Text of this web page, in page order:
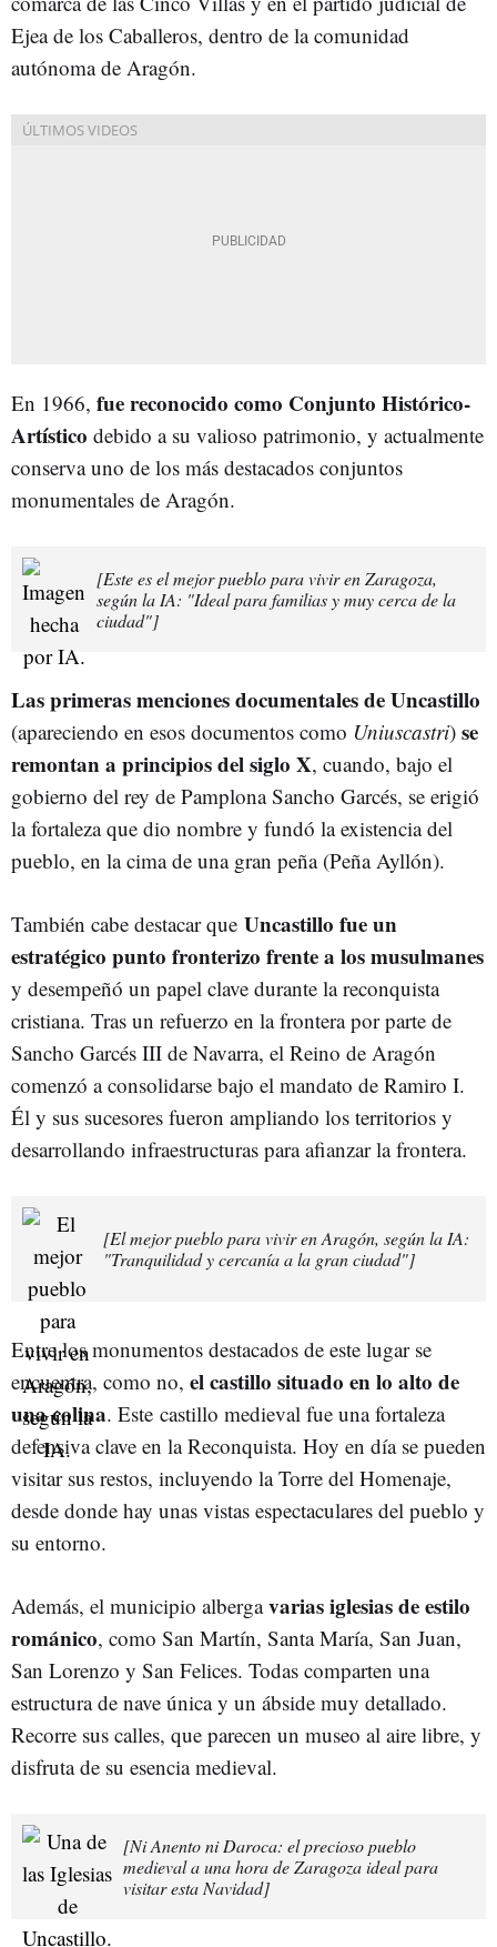
Ejea de los Caballeros, dentro de la comunidad
autónoma de Aragón.
En 1966, fue reconocido como Conjunto Histórico-
Artístico debido a su valioso patrimonio, y actualmente
conserva uno de los más destacados conjuntos
monumentales de Aragón.
[Este es el mejor pueblo para vivir en Zaragoza,
según la IA: "Ideal para familias y muy cerca de la
ciudad"]
Las primeras menciones documentales de Uncastillo
(apareciendo en esos documentos como Uniuscastri) se
remontan a principios del siglo X, cuando, bajo el
gobierno del rey de Pamplona Sancho Garcés, se erigió
la fortaleza que dio nombre y fundó la existencia del
pueblo, en la cima de una gran peña (Peña Ayllón).
También cabe destacar que Uncastillo fue un
estratégico punto fronterizo frente a los musulmanes
y desempeñó un papel clave durante la reconquista
cristiana. Tras un refuerzo en la frontera por parte de
Sancho Garcés III de Navarra, el Reino de Aragón
comenzó a consolidarse bajo el mandato de Ramiro I.
Él y sus sucesores fueron ampliando los territorios y
desarrollando infraestructuras para afianzar la frontera.
[El mejor pueblo para vivir en Aragón, según la IA:
"Tranquilidad y cercanía a la gran ciudad"]
Entre los monumentos destacados de este lugar se
encuentra, como no, el castillo situado en lo alto de
una colina. Este castillo medieval fue una fortaleza
defensiva clave en la Reconquista. Hoy en día se pueden
visitar sus restos, incluyendo la Torre del Homenaje,
desde donde hay unas vistas espectaculares del pueblo y
su entorno.
Además, el municipio albergavarias iglesias de estilo
románico, como San Martín, Santa María, San Juan,
San Lorenzo y San Felices. Todas comparten una
estructura de nave única y un ábside muy detallado.
Recorre sus calles, que parecen un museo al aire libre, y
disfruta de su esencia medieval.
[Ni Anento ni Daroca: el precioso pueblo
medieval a una hora de Zaragoza ideal para
visitar esta Navidad]